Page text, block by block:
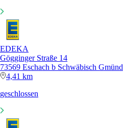
EDEKA
Gögginger Straße 14
73569 Eschach b Schwäbisch Gmünd
4,41 km
geschlossen